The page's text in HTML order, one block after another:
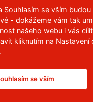
10 Pardubice 2
Souhlasím se vším
- dokážeme vám tak
našeho webu i vás
kliknutím na
.
se vším